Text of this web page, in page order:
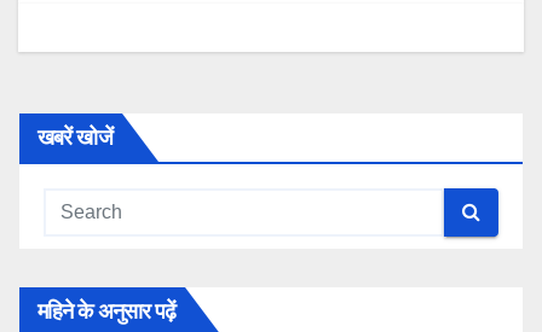
खबरें खोजें
महिने के अनुसार पढ़ें